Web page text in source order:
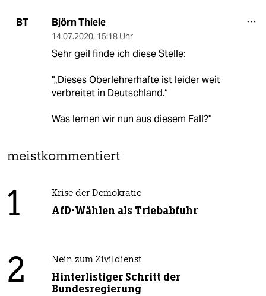
BT Björn Thiele
14.07.2020, 15:18 Uhr
Sehr geil finde ich diese Stelle:
"„Dieses Oberlehrerhafte ist leider weit
verbreitet in Deutschland.“
Was lernen wir nun aus diesem Fall?"
meistkommentiert
1 Krise der Demokratie
AfD-Wählen als Triebabfuhr
2 Nein zum Zivildienst
Hinterlistiger Schritt der
Bundesregierung